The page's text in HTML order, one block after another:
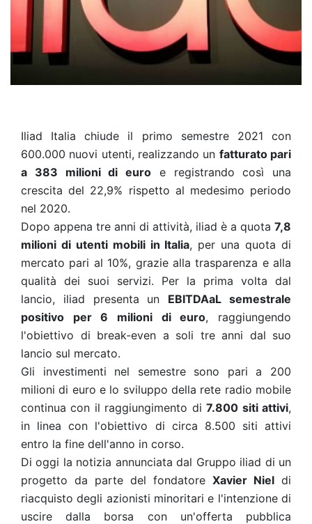
Iliad Italia chiude il primo semestre 2021 con
600.000 nuovi utenti, realizzando un fatturato pari
a 383 milioni di euro e registrando così una
crescita del 22,9% rispetto al medesimo periodo
nel 2020.
Dopo appena tre anni di attività, iliad è a quota 7,8
milioni di utenti mobili in Italia, per una quota di
mercato pari al 10%, grazie alla trasparenza e alla
qualità dei suoi servizi. Per la prima volta dal
lancio, iliad presenta un EBITDAaL semestrale
positivo per 6 milioni di euro, raggiungendo
l'obiettivo di break-even a soli tre anni dal suo
lancio sul mercato.
Gli investimenti nel semestre sono pari a 200
milioni di euro e lo sviluppo della rete radio mobile
continua con il raggiungimento di7.800 siti attivi,
in linea con l'obiettivo di circa 8.500 siti attivi
entro la fine dell'anno in corso.
Di oggi la notizia annunciata dal Gruppo iliad di un
progetto da parte del fondatore Xavier Niel di
riacquisto degli azionisti minoritari e l'intenzione di
uscire dalla borsa con un'offerta pubblica